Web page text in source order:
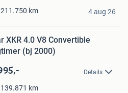
211.750 km 4 aug 26
XKR 4.0 V8 Convertible
(bj 2000)
Details
139.871 km